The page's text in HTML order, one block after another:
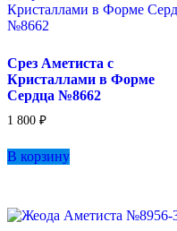
можно
товара.
Срез Аметиста с
Кристаллами в Форме
Сердца №8662
1 800 ₽
В корзину